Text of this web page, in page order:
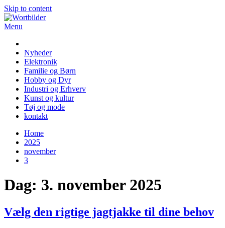
Skip to content
Menu
Nyheder
Elektronik
Familie og Børn
Hobby og Dyr
Industri og Erhverv
Kunst og kultur
Tøj og mode
kontakt
Home
2025
november
3
Dag: 3. november 2025
Vælg den rigtige jagtjakke til dine behov